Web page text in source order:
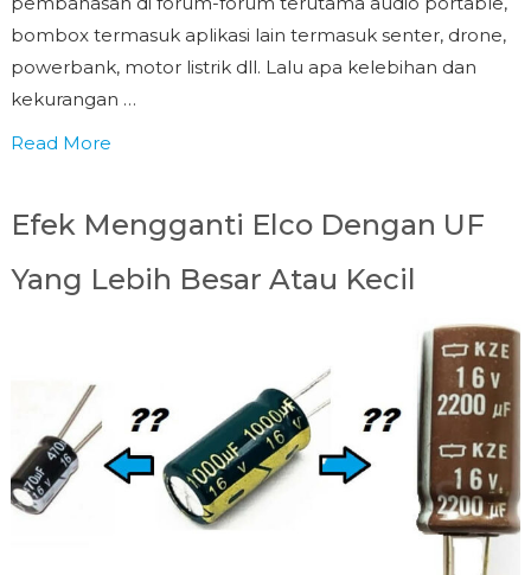
bombox termasuk aplikasi lain termasuk senter, drone,
powerbank, motor listrik dll. Lalu apa kelebihan dan
kekurangan …
Read More
Efek Mengganti Elco Dengan UF
Yang Lebih Besar Atau Kecil